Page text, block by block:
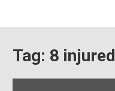
Tag: 8 injured